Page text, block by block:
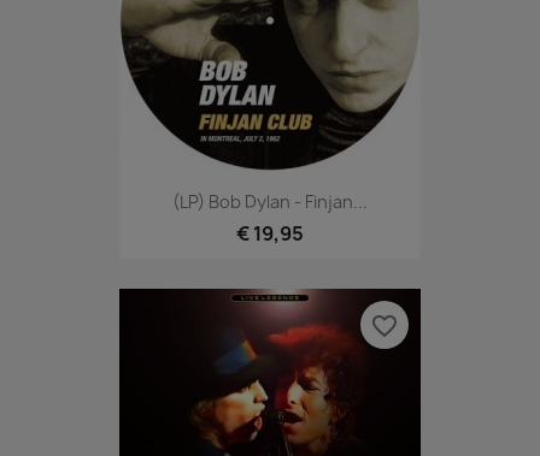
(LP) Bob Dylan - Finjan...
€ 19,95
favorite_border